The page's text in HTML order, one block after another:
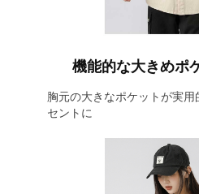
機能的な大きめポ
胸元の大きなポケットが実
セントに